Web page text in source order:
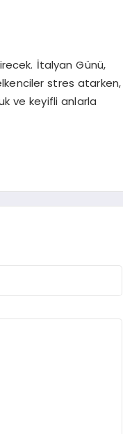
İtalyan Günü,
stres atarken,
ve keyifli anlarla